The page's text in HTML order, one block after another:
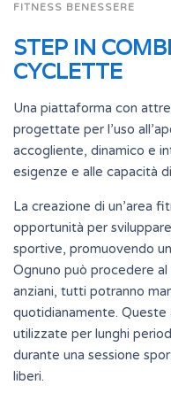
FITNESS BENESSERE
STEP IN
CYCLETTE
Una piattaforma con
progettate per l’uso
accogliente, dinamico e
esigenze e alle capacità
La creazione di un’area
opportunità per
sportive, promuovendo
Ognuno può procedere
anziani, tutti potranno
quotidianamente.
utilizzate per lunghi
durante una sessione
liberi.